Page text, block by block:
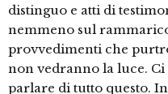
distinguo e atti di
nemmeno sul
provvedimenti che
non vedranno la luce.
parlare di tutto questo.